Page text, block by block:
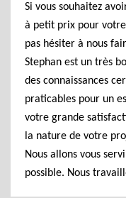
Si vous souhaitez
à petit prix pour
pas hésiter à nous
Stephan est un très
des connaissances
praticables pour un
votre grande
la nature de votre
Nous allons vous
possible. Nous